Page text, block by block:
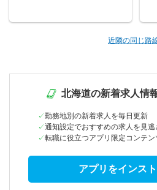
近隣の同じ路
北海道の新着求人情
勤務地別の新着求人を毎日更新
通知設定でおすすめの求人を見逃
転職に役立つアプリ限定コンテン
アプリをインス